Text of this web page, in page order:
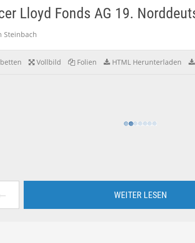
Lloyd Fonds AG 19.
Steinbach
Vollbild Folien HTML Herunterladen
WEITER LESEN